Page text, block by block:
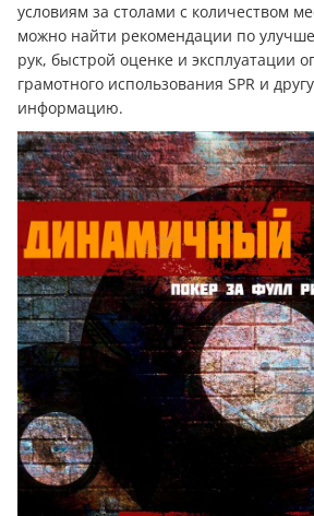
условиям за столами с количеством
можно найти рекомендации по
рук, быстрой оценке и эксплуатации
грамотного использования SPR и
информацию.